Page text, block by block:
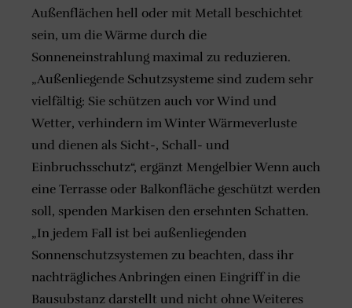
Außenflächen hell oder mit Metall beschichtet
sein, um die Wärme durch die
Sonneneinstrahlung maximal zu reduzieren.
„Außenliegende Schutzsysteme sind zudem sehr
vielfältig: Sie schützen auch vor Wind und
Wetter, verhindern im Winter Wärmeverluste
und dienen als Sicht-, Schall- und
Einbruchsschutz“, ergänzt Mengelbier Wenn auch
eine Terrasse oder Balkonfläche geschützt werden
soll, spenden Markisen den ersehnten Schatten.
„In jedem Fall ist bei außenliegenden
Sonnenschutzsystemen zu beachten, dass ihr
nachträgliches Anbringen einen Eingriff in die
Bausubstanz darstellt und nicht ohne Weiteres